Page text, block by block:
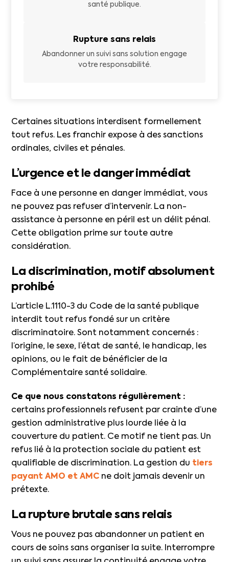
santé publique.
Rupture sans relais
Abandonner un suivi sans solution engage
votre responsabilité.
Certaines situations interdisent formellement
tout refus. Les franchir expose à des sanctions
ordinales, civiles et pénales.
L’urgence et le danger immédiat
Face à une personne en danger immédiat, vous
ne pouvez pas refuser d’intervenir. La non-
assistance à personne en péril est un délit pénal.
Cette obligation prime sur toute autre
considération.
La discrimination, motif absolument
prohibé
L’article L.1110-3 du Code de la santé publique
interdit tout refus fondé sur un critère
discriminatoire. Sont notamment concernés :
l’origine, le sexe, l’état de santé, le handicap, les
opinions, ou le fait de bénéficier de la
Complémentaire santé solidaire.
Ce que nous constatons régulièrement :
certains professionnels refusent par crainte d’une
gestion administrative plus lourde liée à la
couverture du patient. Ce motif ne tient pas. Un
refus lié à la protection sociale du patient est
qualifiable de discrimination. La gestion du tiers
payant AMO et AMC ne doit jamais devenir un
prétexte.
La rupture brutale sans relais
Vous ne pouvez pas abandonner un patient en
cours de soins sans organiser la suite. Interrompre